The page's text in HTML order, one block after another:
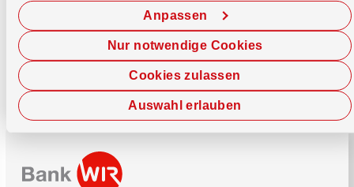
Cookies zulassen
Anpassen
Auswahl erlauben
Nur notwendige Cookies
Jetzt chatten